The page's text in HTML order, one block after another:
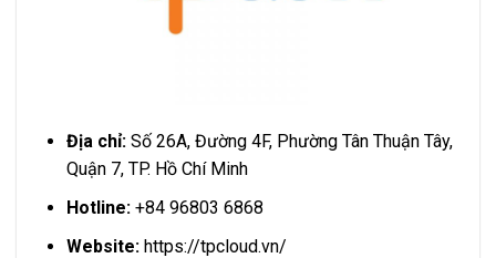
Địa chỉ:Số 26A, Đường 4F, Phường Tân Thuận Tây,
Quận 7, TP. Hồ Chí Minh
Hotline:+84 96803 6868
Website:https://tpcloud.vn/